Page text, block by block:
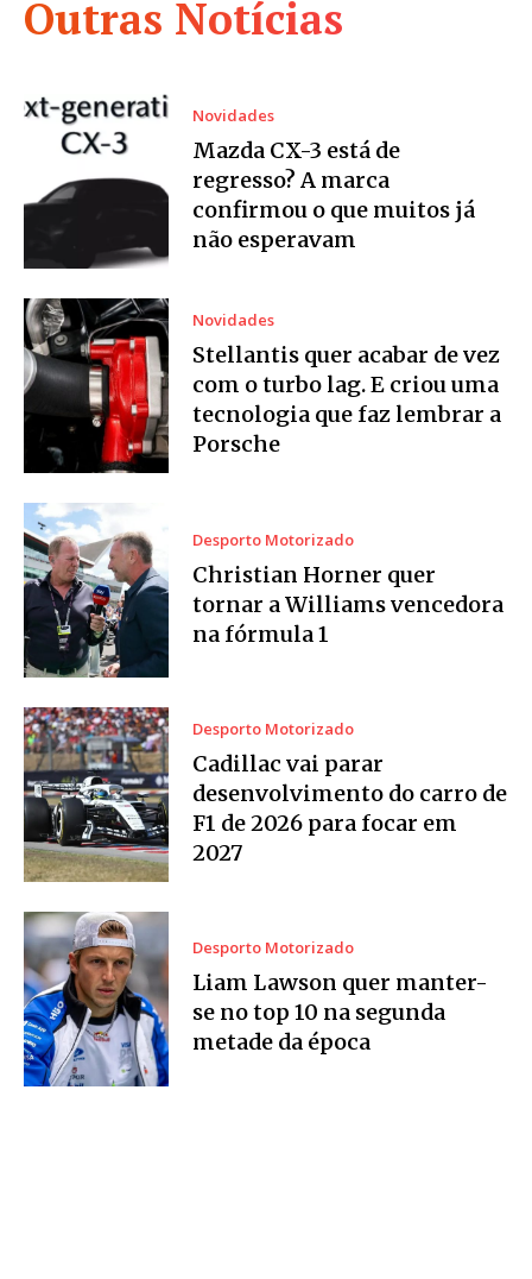
Outras Notícias
Novidades
Mazda CX-3 está de
regresso? A marca
confirmou o que muitos já
não esperavam
Novidades
Stellantis quer acabar de vez
com o turbo lag. E criou uma
tecnologia que faz lembrar a
Porsche
Desporto Motorizado
Christian Horner quer
tornar a Williams vencedora
na fórmula 1
Desporto Motorizado
Cadillac vai parar
desenvolvimento do carro de
F1 de 2026 para focar em
2027
Desporto Motorizado
Liam Lawson quer manter-
se no top 10 na segunda
metade da época